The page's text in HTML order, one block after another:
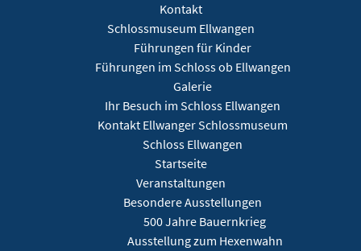
Kontakt
Schlossmuseum Ellwangen
Führungen für Kinder
Führungen im Schloss ob Ellwangen
Galerie
Ihr Besuch im Schloss Ellwangen
Kontakt Ellwanger Schlossmuseum
Schloss Ellwangen
Startseite
Veranstaltungen
Besondere Ausstellungen
500 Jahre Bauernkrieg
Ausstellung zum Hexenwahn